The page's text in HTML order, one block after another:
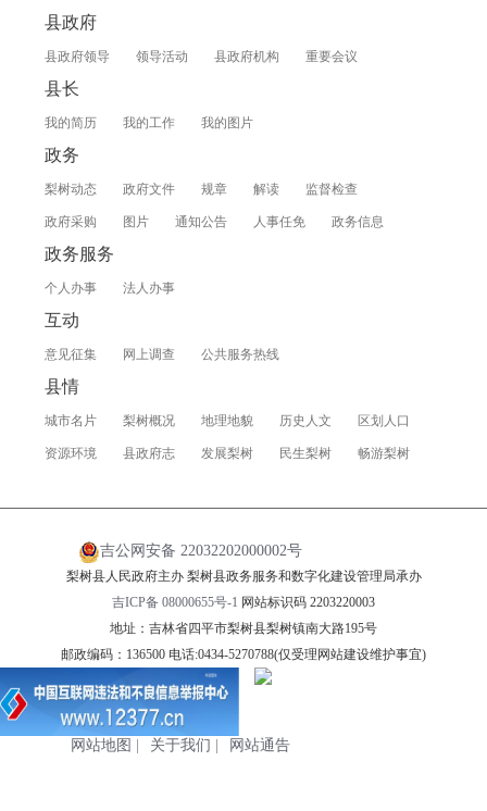
县政府
县政府领导 领导活动 县政府机构 重要会议
县长
我的简历 我的工作 我的图片
政务
梨树动态 政府文件 规章 解读 监督检查
政府采购 图片 通知公告 人事任免 政务信息
政务服务
个人办事 法人办事
互动
意见征集 网上调查 公共服务热线
县情
城市名片 梨树概况 地理地貌 历史人文 区划人口
资源环境 县政府志 发展梨树 民生梨树 畅游梨树
吉公网安备 22032202000002号
梨树县人民政府主办 梨树县政务服务和数字化建设管理局承办
吉ICP备 08000655号-1 网站标识码 2203220003
地址：吉林省四平市梨树县梨树镇南大路195号
邮政编码：136500 电话:0434-5270788(仅受理网站建设维护事宜)
网站地图 关于我们 网站通告